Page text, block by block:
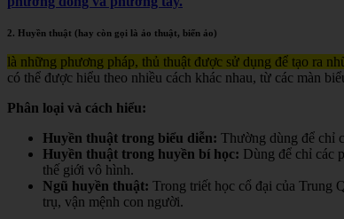
2. Huyền thuật (hay còn gọi là ảo thuật, biến ảo)
là những phương pháp, thủ thuật được sử dụng để tạo ra
có thể được hiểu theo nhiều cách khác nhau, từ các màn
Phân loại và cách hiểu:
Huyền thuật trong biểu diễn: Thường dùng để chỉ
Huyền thuật trong huyền bí học: Dùng để chỉ các
thế giới vô hình.
Ngũ huyền thuật: Trong triết học cổ đại của Trung
trụ, vận mệnh con người.